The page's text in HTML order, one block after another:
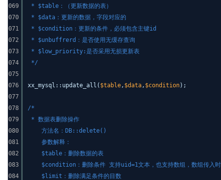
069
070
071
072
073
074
075
076
077
078
079
080
081
082
083
084
* $table：（更新数据的表）
* $data：更新的数据，字段对应的
* $condition：更新的条件，必须包含主键id
* $unbuffrerd：是否使用无缓存查询
* $low_priority:是否采用无损更新表
*/
xx_mysql::update_all( $table, $data, $condition);
/*
* 数据表删除操作
方法名：DB::delete()
参数解释：
$table：删除数据的表
$condition：删除条件 支持uid=1文本，也支持数组，数组传入时
$limit：删除满足条件的目数